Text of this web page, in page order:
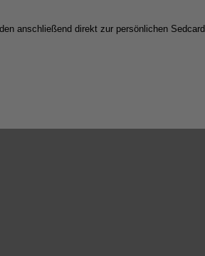
anschließend direkt zur persönlichen Sedcard